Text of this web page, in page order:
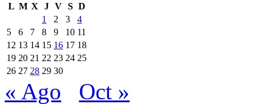
L M X J V S D
1
2 3
4
5
6 7 8 9 10 11
12 13 14 15 16 17 18
19 20 21 22 23 24 25
26 27 28 29 30
« Ago Oct »